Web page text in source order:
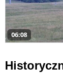
06:08